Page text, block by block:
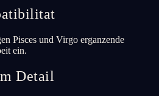
Pisces und Virgo erganzende
ein.
Detail